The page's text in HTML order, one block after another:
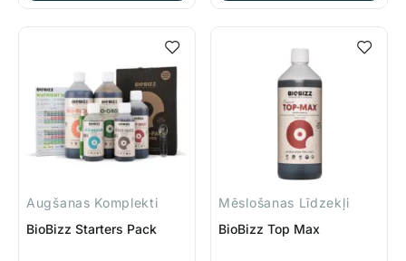
Augšanas Komplekti
BioBizz Starters Pack
Mēslošanas Līdzekļi
BioBizz Top Max